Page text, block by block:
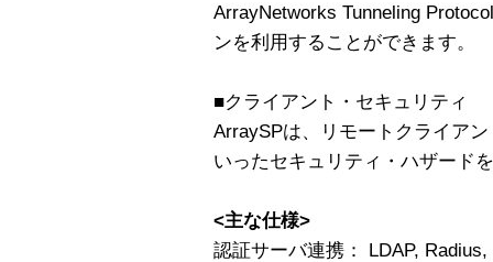
ArrayNetworks Tunneling
ンを利用することができます。
■クライアント・セキュリティ
ArraySPは、リモートクライア
いったセキュリティ・ハザード
<主な仕様>
認証サーバ連携： LDAP,